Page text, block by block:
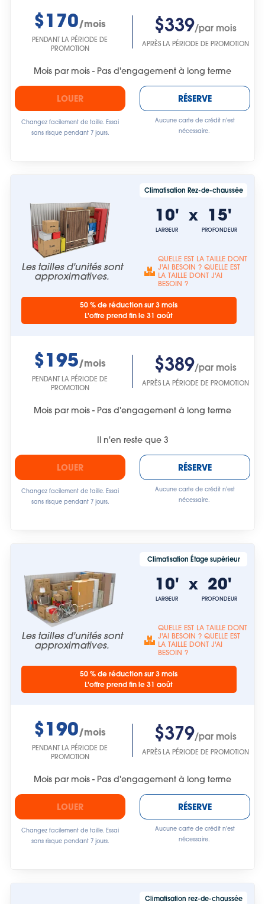
$170/mois
PENDANT LA PÉRIODE DE
PROMOTION
$339/par mois
APRÈS LA PÉRIODE DE PROMOTION
Mois par mois - Pas d'engagement à long terme
LOUER
Changez facilement de taille. Essai
sans risque pendant 7 jours.
RÉSERVE
Aucune carte de crédit n'est
nécessaire.
Les tailles d'unités sont
approximatives.
Climatisation Rez-de-chaussée
10'
LARGEUR
x 15'
PROFONDEUR
QUELLE EST LA TAILLE DONT
J'AI BESOIN ? QUELLE EST
LA TAILLE DONT J'AI
BESOIN ?
50 % de réduction sur 3 mois
L'offre prend fin le 31 août
$195/mois
PENDANT LA PÉRIODE DE
PROMOTION
$389/par mois
APRÈS LA PÉRIODE DE PROMOTION
Mois par mois - Pas d'engagement à long terme
Il n'en reste que 3
LOUER
Changez facilement de taille. Essai
sans risque pendant 7 jours.
RÉSERVE
Aucune carte de crédit n'est
nécessaire.
Les tailles d'unités sont
approximatives.
Climatisation Étage supérieur
10'
LARGEUR
x 20'
PROFONDEUR
QUELLE EST LA TAILLE DONT
J'AI BESOIN ? QUELLE EST
LA TAILLE DONT J'AI
BESOIN ?
50 % de réduction sur 3 mois
L'offre prend fin le 31 août
$190/mois
PENDANT LA PÉRIODE DE
PROMOTION
$379/par mois
APRÈS LA PÉRIODE DE PROMOTION
Mois par mois - Pas d'engagement à long terme
LOUER
Changez facilement de taille. Essai
sans risque pendant 7 jours.
RÉSERVE
Aucune carte de crédit n'est
nécessaire.
Climatisation rez-de-chaussée